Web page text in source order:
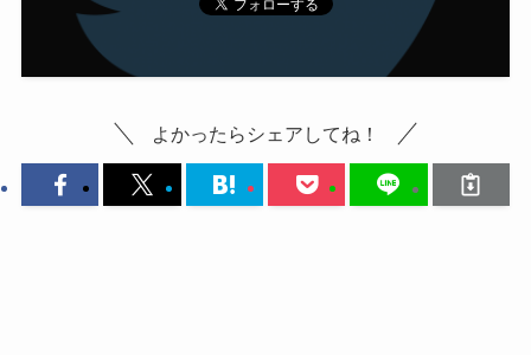
よかったらシェアしてね！